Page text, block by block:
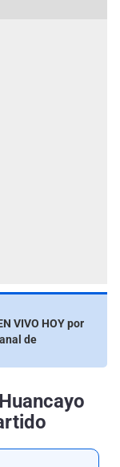
VIVO HOY por
de